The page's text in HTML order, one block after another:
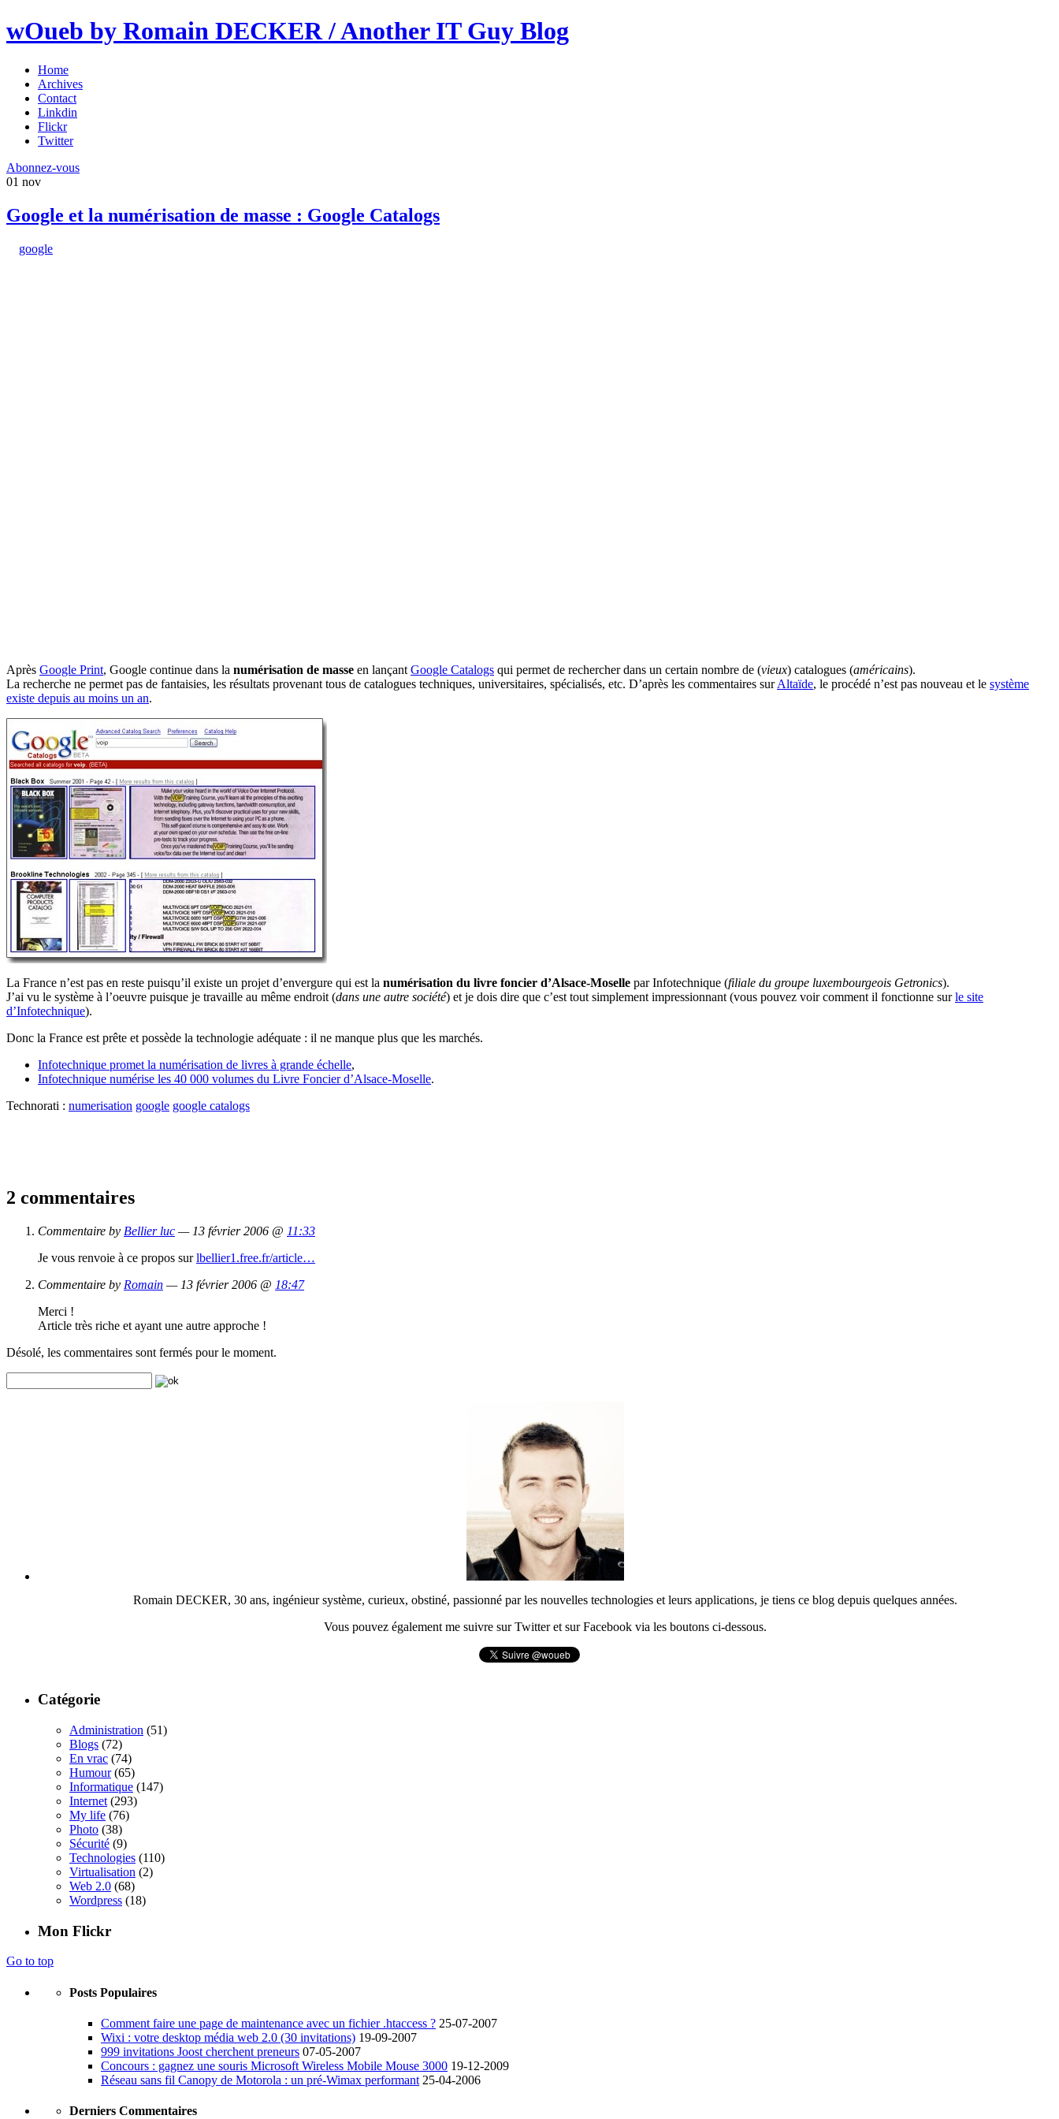
wOueb by Romain DECKER / Another IT Guy Blog
Home
Archives
Contact
Linkdin
Flickr
Twitter
Abonnez-vous
01 nov
Google et la numérisation de masse : Google Catalogs
google
Après Google Print, Google continue dans la numérisation de masse en lançant Google Catalogs qui permet de rechercher dans un certain nombre de (vieux) catalogues (américains).
La recherche ne permet pas de fantaisies, les résultats provenant tous de catalogues techniques, universitaires, spécialisés, etc. D’après les commentaires surAltaïde, le procédé n’est pas nouveau et le système
existe depuis au moins un an.
La France n’est pas en reste puisqu’il existe un projet d’envergure qui est la numérisation du livre foncier d’Alsace-Moselle par Infotechnique (filiale du groupe luxembourgeois Getronics).
J’ai vu le système à l’oeuvre puisque je travaille au même endroit (dans une autre société) et je dois dire que c’est tout simplement impressionnant (vous pouvez voir comment il fonctionne surle site
d’Infotechnique).
Donc la France est prête et possède la technologie adéquate : il ne manque plus que les marchés.
Infotechnique promet la numérisation de livres à grande échelle,
Infotechnique numérise les 40 000 volumes du Livre Foncier d’Alsace-Moselle.
Technorati : numerisation google google catalogs
2 commentaires
Commentaire by Bellier luc — 13 février 2006 @ 11:33
Je vous renvoie à ce propos surlbellier1.free.fr/article…
Commentaire by Romain — 13 février 2006 @ 18:47
Merci !
Article très riche et ayant une autre approche !
Désolé, les commentaires sont fermés pour le moment.
Romain DECKER, 30 ans, ingénieur système, curieux, obstiné, passionné par les nouvelles technologies et leurs applications, je tiens ce blog depuis quelques années.
Vous pouvez également me suivre sur Twitter et sur Facebook via les boutons ci-dessous.
Catégorie
Administration (51)
Blogs (72)
En vrac (74)
Humour(65)
Informatique (147)
Internet (293)
My life (76)
Photo (38)
Sécurité (9)
Technologies (110)
Virtualisation (2)
Web 2.0 (68)
Wordpress (18)
Mon Flickr
Go to top
Posts Populaires
Comment faire une page de maintenance avec un fichier .htaccess ? 25-07-2007
Wixi : votre desktop média web 2.0 (30 invitations) 19-09-2007
999 invitations Joost cherchent preneurs 07-05-2007
Concours : gagnez une souris Microsoft Wireless Mobile Mouse 3000 19-12-2009
Réseau sans fil Canopy de Motorola : un pré-Wimax performant 25-04-2006
Derniers Commentaires